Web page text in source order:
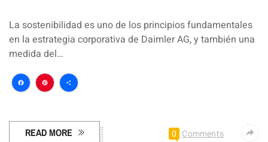
La sostenibilidad es uno de los principios fundamentales
en la estrategia corporativa de Daimler AG, y también una
medida del…
Facebook
Pinterest
Compartir
READ MORE 0 Comments